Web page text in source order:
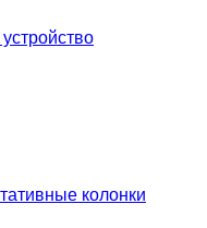
колонки